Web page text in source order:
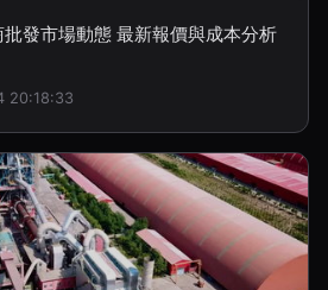
發市場動態 最新報價與成本分析
20:18:33